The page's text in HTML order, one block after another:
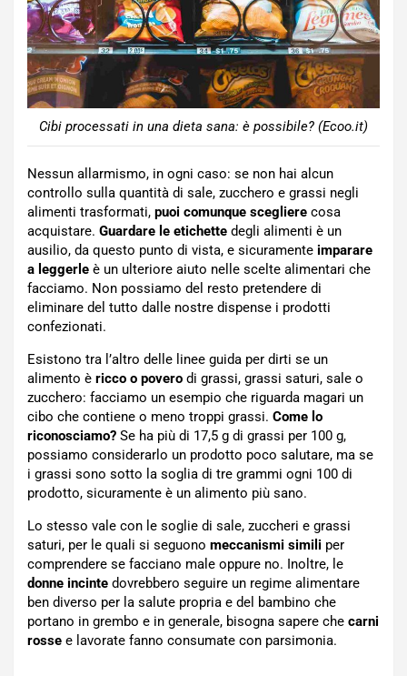
Cibi processati in una dieta sana: è possibile? (Ecoo.it)
Nessun allarmismo, in ogni caso: se non hai alcun
controllo sulla quantità di sale, zucchero e grassi negli
alimenti trasformati, puoi comunque scegliere cosa
acquistare. Guardare le etichette degli alimenti è un
ausilio, da questo punto di vista, e sicuramente imparare
a leggerle è un ulteriore aiuto nelle scelte alimentari che
facciamo. Non possiamo del resto pretendere di
eliminare del tutto dalle nostre dispense i prodotti
confezionati.
Esistono tra l’altro delle linee guida per dirti se un
alimento è ricco o povero di grassi, grassi saturi, sale o
zucchero: facciamo un esempio che riguarda magari un
cibo che contiene o meno troppi grassi. Come lo
riconosciamo? Se ha più di 17,5 g di grassi per 100 g,
possiamo considerarlo un prodotto poco salutare, ma se
i grassi sono sotto la soglia di tre grammi ogni 100 di
prodotto, sicuramente è un alimento più sano.
Lo stesso vale con le soglie di sale, zuccheri e grassi
saturi, per le quali si seguono meccanismi simili per
comprendere se facciano male oppure no. Inoltre, le
donne incinte dovrebbero seguire un regime alimentare
ben diverso per la salute propria e del bambino che
portano in grembo e in generale, bisogna sapere che carni
rosse e lavorate fanno consumate con parsimonia.